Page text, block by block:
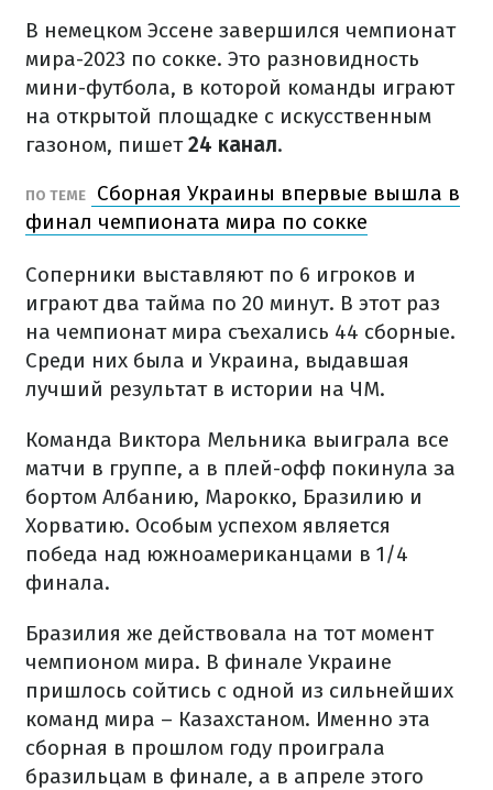
В немецком Эссене завершился чемпионат
мира-2023 по сокке. Это разновидность
мини-футбола, в которой команды играют
на открытой площадке с искусственным
газоном, пишет24 канал.
ПО ТЕМЕ
Сборная Украины впервые вышла в
финал чемпионата мира по сокке
Соперники выставляют по 6 игроков и
играют два тайма по 20 минут. В этот раз
на чемпионат мира съехались 44 сборные.
Среди них была и Украина, выдавшая
лучший результат в истории на ЧМ.
Команда Виктора Мельника выиграла все
матчи в группе, а в плей-офф покинула за
бортом Албанию, Марокко, Бразилию и
Хорватию. Особым успехом является
победа над южноамериканцами в 1/4
финала.
Бразилия же действовала на тот момент
чемпионом мира. В финале Украине
пришлось сойтись с одной из сильнейших
команд мира – Казахстаном. Именно эта
сборная в прошлом году проиграла
бразильцам в финале, а в апреле этого